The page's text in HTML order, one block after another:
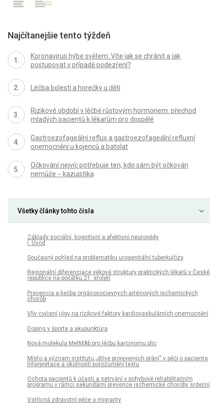
Najčítanejšie tento týždeň
Koronavirus hýbe světem: Víte jak se chránit a jak
postupovat v případě podezření?
Léčba bolesti a horečky u dětí
Rizikové období v léčbě růstovým hormonem: přechod
mladých pacientů k lékařům pro dospělé
Gastroezofageální reflux a gastroezofageální refluxní
onemocnění u kojenců a batolat
Očkování nejvíc potřebuje ten, kdo sám být očkován
nemůže − kazuistika
Všetky články tohto čísla
Základy sociální, kognitivní a afektivní neurovědy
I. Úvod
Současný pohled na problematiku urogenitální tuberkulózy
Regionální diferenciace věkové struktury praktických lékařů v České
republice na počátku 21. století
Prevencia a liečba orgánovocievnych artériových ischemických
chorôb
Vliv cvičení jógy na rizikové faktory kardiovaskulárních onemocnění
Doping v športe a akupunktúra
Nová molekula MetMAb pro léčbu karcinomu plic
Místo a význam institutu „dříve projevených přání“ v péči o pacienta
Interpretace a okolnosti porozumění textu
Ochota pacientů k účasti a setrvání v pohybově rehabilitačním
programu v rámci sekundární prevence ischemické choroby srdeční
Vstřícná zdravotní péče o migranty